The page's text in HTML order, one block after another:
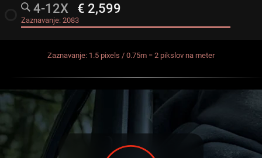
4-12X € 2,599
Zaznavanje: 2083
Zaznavanje: 1.5 pixels / 0.75m = 2 pikslov na meter